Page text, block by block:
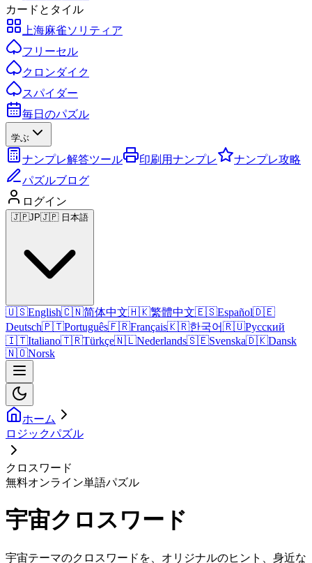
カードとタイル
上海麻雀ソリティア
フリーセル
クロンダイク
スパイダー
毎日のパズル
学ぶ
ナンプレ解答ツール 印刷用ナンプレ
ナンプレ攻略
パズルブログ
ログイン
🇯🇵JP🇯🇵 日本語
🇺🇸English🇨🇳简体中文🇭🇰繁體中文🇪🇸Español🇩🇪
Deutsch🇵🇹Português🇫🇷Français🇰🇷한국어🇷🇺Русский
🇮🇹Italiano🇹🇷Türkçe🇳🇱Nederlands🇸🇪Svenska🇩🇰Dansk
🇳🇴Norsk
ホーム
ロジックパズル
クロスワード
無料オンライン単語パズル
宇宙クロスワード
宇宙テーマのクロスワードを、オリジナルのヒント、身近な